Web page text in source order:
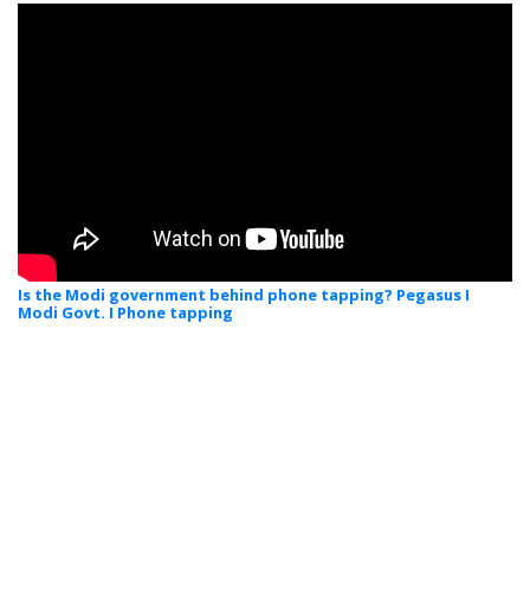
Is the Modi government behind phone tapping? Pegasus I
Modi Govt. I Phone tapping